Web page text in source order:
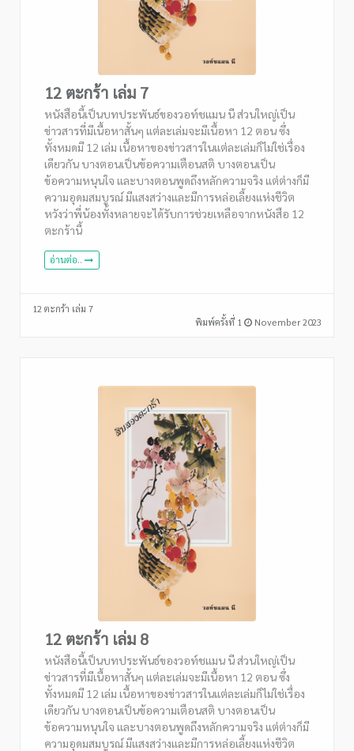
12 ตะกร้า เล่ม 7
หนังสือนี้เป็นบทประพันธ์ของวอท์ชแมน นี ส่วนใหญ่เป็น
ข่าวสารที่มีเนื้อหาสั้นๆ แต่ละเล่มจะมีเนื้อหา 12 ตอน ซึ่ง
ทั้งหมดมี 12 เล่ม เนื้อหาของข่าวสารในแต่ละเล่มก็ไม่ใช่เรื่อง
เดียวกัน บางตอนเป็นข้อความเตือนสติ บางตอนเป็น
ข้อความหนุนใจ และบางตอนพูดถึงหลักความจริง แต่ต่างก็มี
ความอุดมสมบูรณ์ มีแสงสว่างและมีการหล่อเลี้ยงแห่งชีวิต
หวังว่าพี่น้องทั้งหลายจะได้รับการช่วยเหลือจากหนังสือ 12
ตะกร้านี้
อ่านต่อ..
12 ตะกร้า เล่ม 7
พิมพ์ครั้งที่ 1
November 2023
12 ตะกร้า เล่ม 8
หนังสือนี้เป็นบทประพันธ์ของวอท์ชแมน นี ส่วนใหญ่เป็น
ข่าวสารที่มีเนื้อหาสั้นๆ แต่ละเล่มจะมีเนื้อหา 12 ตอน ซึ่ง
ทั้งหมดมี 12 เล่ม เนื้อหาของข่าวสารในแต่ละเล่มก็ไม่ใช่เรื่อง
เดียวกัน บางตอนเป็นข้อความเตือนสติ บางตอนเป็น
ข้อความหนุนใจ และบางตอนพูดถึงหลักความจริง แต่ต่างก็มี
ความอุดมสมบูรณ์ มีแสงสว่างและมีการหล่อเลี้ยงแห่งชีวิต